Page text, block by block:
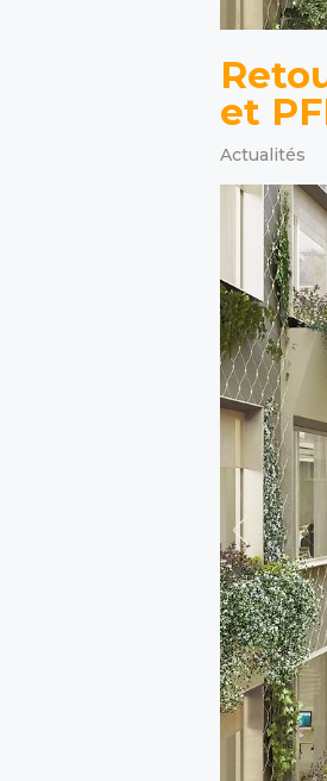
et
Actualités